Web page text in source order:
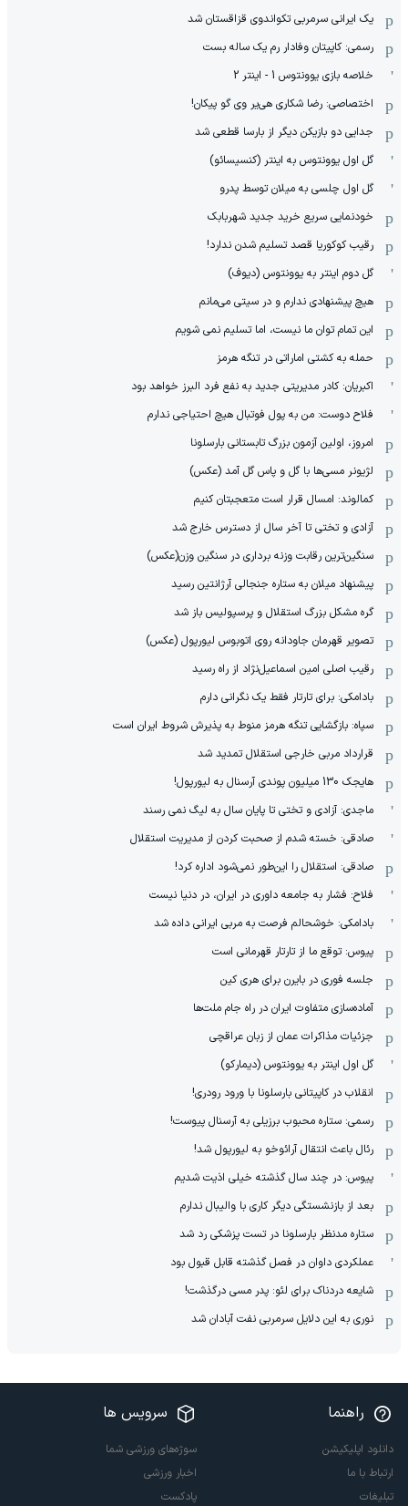
یک ایرانی سرمربی تکواندوی قزاقستان شد
رسمی: کاپیتان وفادار رم یک ساله بست
خلاصه بازی یوونتوس 1 - اینتر 2
اختصاصی: رضا شکاری هی‌یر وی‌ گو پیکان!
جدایی دو بازیکن دیگر از بارسا قطعی شد
گل اول یوونتوس به اینتر (کنسیسائو)
گل اول چلسی به میلان توسط پدرو
خودنمایی سریع خرید جدید شهربابک
رقیب کوکوریا قصد تسلیم شدن ندارد!
گل دوم اینتر به یوونتوس (دیوف)
هیچ پیشنهادی ندارم و در سیتی می‌مانم
این تمام توان ما نیست، اما تسلیم نمی شویم
حمله به کشتی اماراتی در تنگه هرمز
اکبریان: کادر مدیریتی جدید به نفع فرد البرز خواهد بود
فلاح دوست: من به پول فوتبال هیچ احتیاجی ندارم
امروز، اولین آزمون بزرگ تابستانی بارسلونا
لژیونر مسی‌ها با گل و پاس گل آمد (عکس)
کمالوند: امسال قرار است متعجبتان کنیم
آزادی و تختی تا آخر سال از دسترس خارج شد
سنگین‌ترین رقابت وزنه برداری در سنگین وزن(عکس)
پیشنهاد میلان به ستاره جنجالی آرژانتین رسید
گره مشکل بزرگ استقلال و پرسپولیس باز شد
تصویر قهرمان جاودانه روی اتوبوس لیورپول (عکس)
رقیب اصلی امین اسماعیل‌نژاد از راه رسید
بادامکی: برای تارتار فقط یک نگرانی دارم
سپاه: بازگشایی تنگه هرمز منوط به پذیرش شروط ایران است
قرارداد مربی خارجی استقلال تمدید شد
هایجک 130 میلیون پوندی آرسنال به لیورپول!
ماجدی: آزادی و تختی تا پایان سال به لیگ نمی رسند
صادقی: خسته شدم از صحبت کردن از مدیریت استقلال
صادقی: استقلال را این‌طور نمی‌شود اداره کرد!
فلاح: فشار به جامعه داوری در ایران، در دنیا نیست
بادامکی: خوشحالم فرصت به مربی ایرانی داده شد
پیوس: توقع ما از تارتار قهرمانی است
جلسه فوری در بایرن برای هری کین
آماده‌سازی متفاوت ایران در راه جام ملت‌ها
جزئیات مذاکرات عمان از زبان عراقچی
گل اول اینتر به یوونتوس (دیمارکو)
انقلاب در کاپیتانی بارسلونا با ورود رودری!
رسمی: ستاره محبوب برزیلی به آرسنال پیوست!
رئال باعث انتقال آرائوخو به لیورپول شد!
پیوس: در چند سال گذشته خیلی اذیت شدیم
بعد از بازنشستگی دیگر کاری با والیبال ندارم
ستاره مدنظر بارسلونا در تست پزشکی رد شد
عملکردی داوان در فصل گذشته قابل قبول بود
شایعه دردناک برای لئو: پدر مسی درگذشت!
نوری به این دلایل سرمربی نفت آبادان شد
راهنما
دانلود اپلیکیشن
ارتباط با ما
تبلیغات
سرویس ها
سوژه‌های ورزشی شما
اخبار ورزشی
پادکست